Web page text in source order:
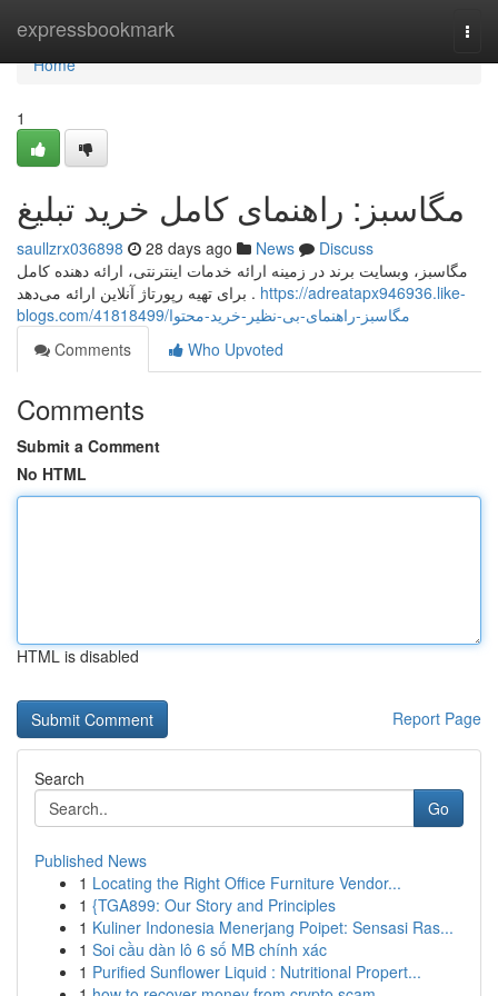
expressbookmark
Home
Home
1
مگاسبز: راهنمای کامل خرید تبلیغ
saullzrx036898 28 days ago News
Discuss
مگاسبز، وبسایت برند در زمینه ارائه خدمات اینترنتی، ارائه دهنده کامل
برای تهیه رپورتاژ آنلاین ارائه می‌دهد . https://adreatapx946936.like-
blogs.com/41818499/مگاسبز-راهنمای-بی-نظیر-خرید-محتوا
Comments
Who Upvoted
Comments
Submit a Comment
No HTML
HTML is disabled
Report Page
Search
Go
Published News
1 Locating the Right Office Furniture Vendor...
1 {TGA899: Our Story and Principles
1 Kuliner Indonesia Menerjang Poipet: Sensasi Ras...
1 Soi cầu dàn lô 6 số MB chính xác
1 Purified Sunflower Liquid : Nutritional Propert...